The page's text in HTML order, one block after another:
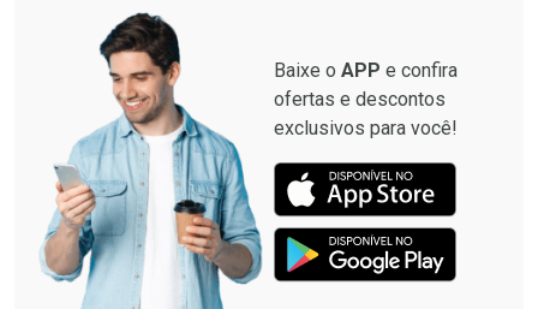
Baixe o APP e confira
ofertas e descontos
exclusivos para você!